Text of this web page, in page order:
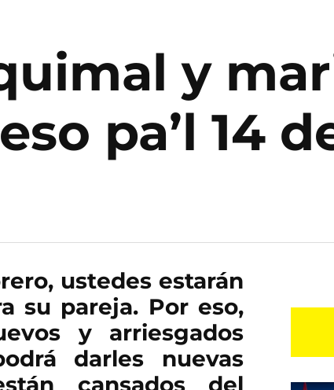
y
pa’l 14
ustedes estarán
su pareja. Por eso,
y arriesgados
darles nuevas
cansados del